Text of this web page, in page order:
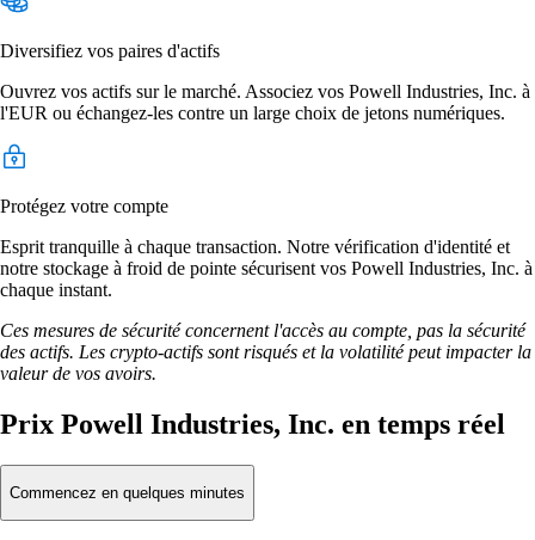
Diversifiez vos paires d'actifs
Ouvrez vos actifs sur le marché. Associez vos Powell Industries, Inc. à
l'EUR ou échangez-les contre un large choix de jetons numériques.
Protégez votre compte
Esprit tranquille à chaque transaction. Notre vérification d'identité et
notre stockage à froid de pointe sécurisent vos Powell Industries, Inc. à
chaque instant.
Ces mesures de sécurité concernent l'accès au compte, pas la sécurité
des actifs. Les crypto-actifs sont risqués et la volatilité peut impacter la
valeur de vos avoirs.
Prix Powell Industries, Inc. en temps réel
Commencez en quelques minutes